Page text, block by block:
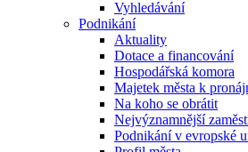
Vyhledávání
Podnikání
Aktuality
Dotace a financování
Hospodářská komora
Majetek města k
Na koho se obrátit
Nejvýznamnější
Podnikání v evropské